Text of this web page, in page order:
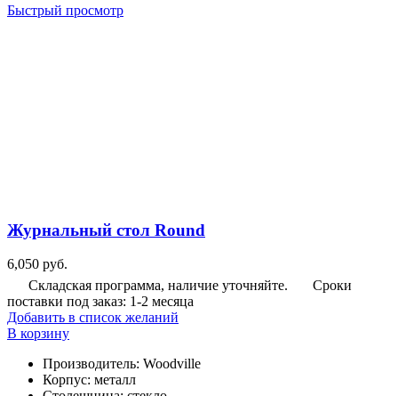
Быстрый просмотр
Журнальный стол Round
6,050 руб.
Складская программа, наличие уточняйте.
Сроки
поставки под заказ: 1-2 месяца
Добавить в список желаний
В корзину
Производитель: Woodville
Корпус: металл